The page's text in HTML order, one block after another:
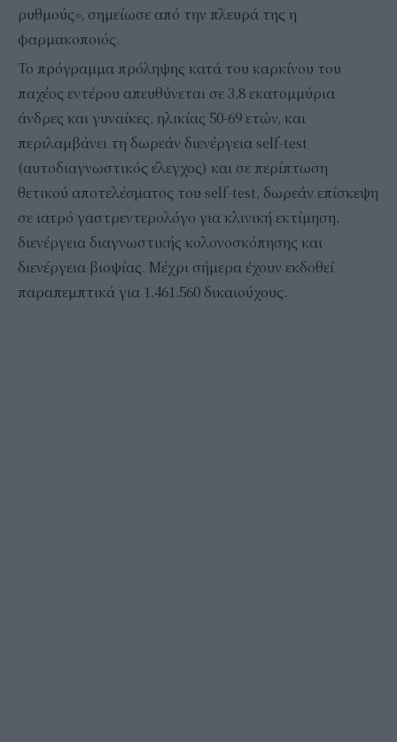
ρυθμούς», σημείωσε από την πλευρά της η
φαρμακοποιός.
Το πρόγραμμα πρόληψης κατά του καρκίνου του
παχέος εντέρου απευθύνεται σε 3,8 εκατομμύρια
άνδρες και γυναίκες, ηλικίας 50-69 ετών, και
περιλαμβάνει τη δωρεάν διενέργεια self-test
(αυτοδιαγνωστικός έλεγχος) και σε περίπτωση
θετικού αποτελέσματος του self-test, δωρεάν επίσκεψη
σε ιατρό γαστρεντερολόγο για κλινική εκτίμηση,
διενέργεια διαγνωστικής κολονοσκόπησης και
διενέργεια βιοψίας. Μέχρι σήμερα έχουν εκδοθεί
παραπεμπτικά για 1.461.560 δικαιούχους.